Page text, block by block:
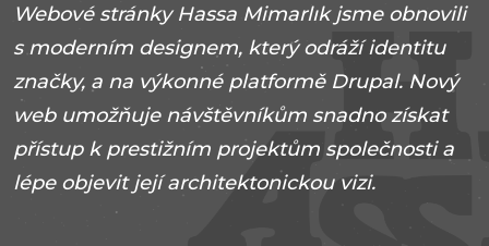
Webové stránky Hassa Mimarlık jsme obnovili
s moderním designem, který odráží identitu
značky, a na výkonné platformě Drupal. Nový
web umožňuje návštěvníkům snadno získat
přístup k prestižním projektům společnosti a
lépe objevit její architektonickou vizi.